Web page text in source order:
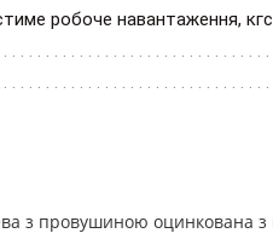
робоче навантаження, кгс
з провушиною оцинкована з